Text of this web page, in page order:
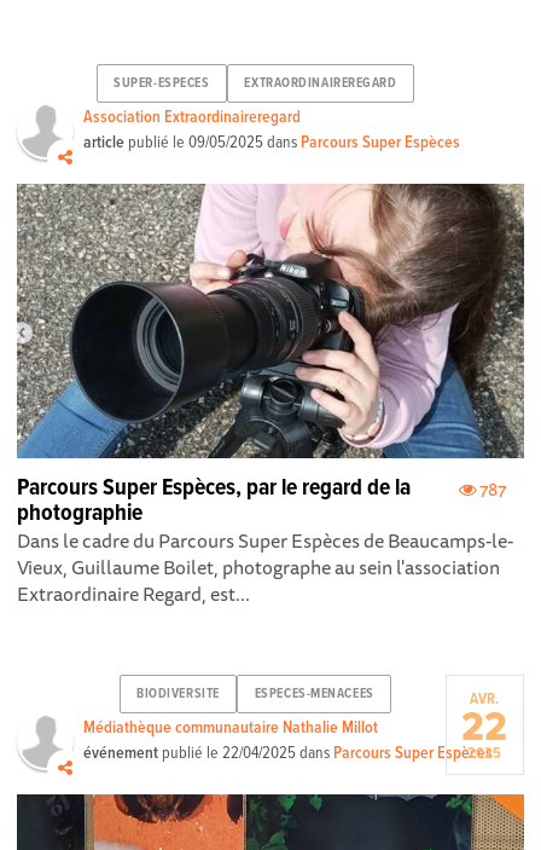
SUPER-ESPECES EXTRAORDINAIREREGARD
Association Extraordinaireregard
article publié le09/05/2025dans Parcours Super Espèces
787
Parcours Super Espèces, par le regard de la
photographie
Dans le cadre du Parcours Super Espèces de Beaucamps-le-
Vieux, Guillaume Boilet, photographe au sein l'association
Extraordinaire Regard, est...
BIODIVERSITE ESPECES-MENACEES
Médiathèque communautaire Nathalie Millot
événement publié le22/04/2025dans Parcours Super Espèces
AVR.
22
2025